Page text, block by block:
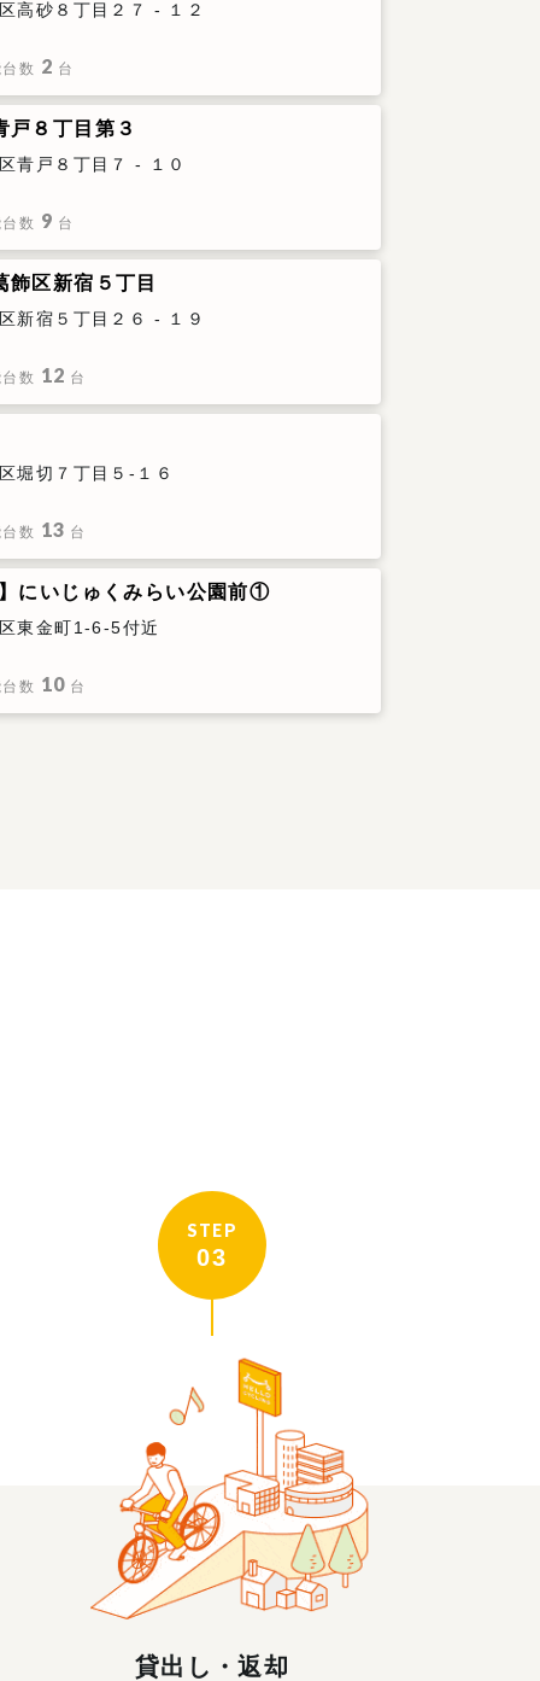
高砂８丁目２７ - １２
数 2 台
戸８丁目第３
青戸８丁目７ - １０
数 9 台
飾区新宿５丁目
新宿５丁目２６ - １９
数 12 台
堀切７丁目５-１６
数 13 台
にいじゅくみらい公園前①
東金町1-6-5付近
数 10 台
STEP
03
貸出し・返却